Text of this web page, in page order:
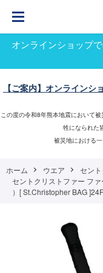
オンラインショップ
【ご案内】オンライン
この度の令和8年熊本地震において
牲になられた
被災地における
ホーム ウエア
セン
セントクリストファー フ
）[ St.Christopher BAG